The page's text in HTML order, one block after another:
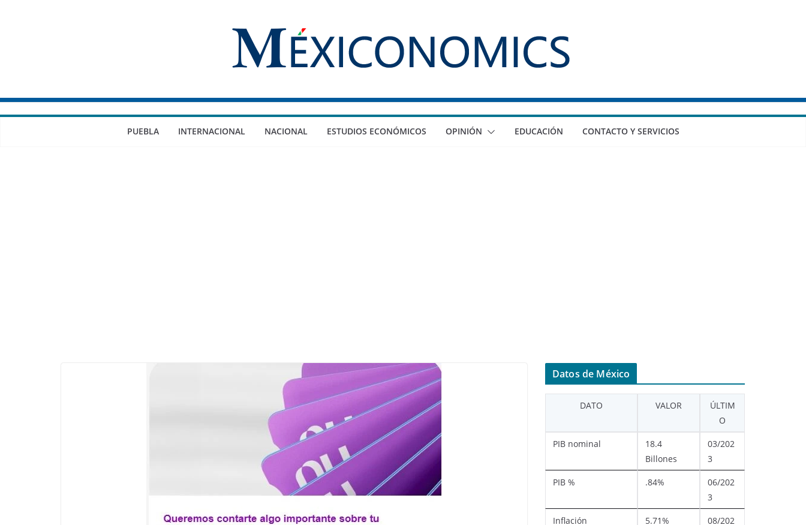
PUEBLA INTERNACIONAL NACIONAL ESTUDIOS ECONÓMICOS OPINIÓN EDUCACIÓN CONTACTO Y SERVICIOS
Datos de México
DATO VALOR
ÚLTIM
O
PIB nominal
18.4
Billones
03/202
3
PIB % .84%
06/202
3
Inflación 5.71%
08/202